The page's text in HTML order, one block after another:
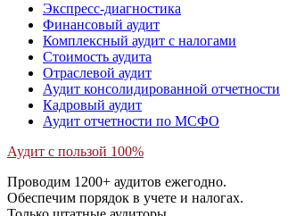
Экспресс-диагностика
Финансовый аудит
Комплексный аудит с налогами
Стоимость аудита
Отраслевой аудит
Аудит консолидированной отчетности
Кадровый аудит
Аудит отчетности по МСФО
Аудит с пользой 100%
Проводим 1200+ аудитов ежегодно.
Обеспечим порядок в учете и налогах.